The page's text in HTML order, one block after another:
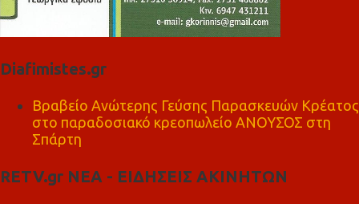
Diafimistes.gr
Βραβείο Ανώτερης Γεύσης Παρασκευών Κρέατος
στο παραδοσιακό κρεοπωλείο ΑΝΟΥΣΟΣ στη
Σπάρτη
RETV.gr ΝΕΑ - ΕΙΔΗΣΕΙΣ ΑΚΙΝΗΤΩΝ